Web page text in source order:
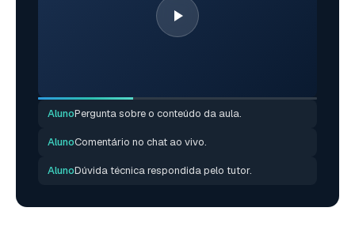
AlunoPergunta sobre o conteúdo da aula.
AlunoComentário no chat ao vivo.
AlunoDúvida técnica respondida pelo tutor.